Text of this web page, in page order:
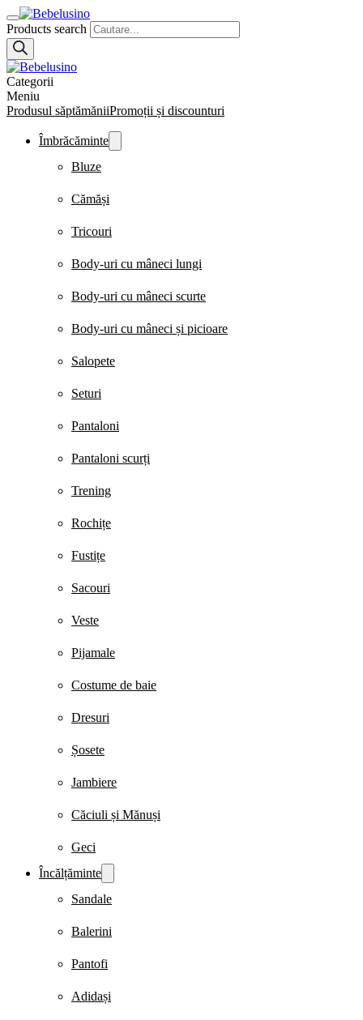
Products search
Categorii
Meniu
Produsul săptămăniiPromoții și discounturi
Îmbrăcăminte
Bluze
Cămăși
Tricouri
Body-uri cu mâneci lungi
Body-uri cu mâneci scurte
Body-uri cu mâneci și picioare
Salopete
Seturi
Pantaloni
Pantaloni scurți
Trening
Rochițe
Fustițe
Sacouri
Veste
Pijamale
Costume de baie
Dresuri
Șosete
Jambiere
Căciuli și Mănuși
Geci
Încălțăminte
Sandale
Balerini
Pantofi
Adidași